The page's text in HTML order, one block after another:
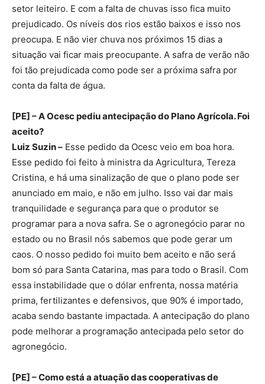
setor leiteiro. E com a falta de chuvas isso fica muito
prejudicado. Os níveis dos rios estão baixos e isso nos
preocupa. E não vier chuva nos próximos 15 dias a
situação vai ficar mais preocupante. A safra de verão não
foi tão prejudicada como pode ser a próxima safra por
conta da falta de água.
[PE] – A Ocesc pediu antecipação do Plano Agrícola. Foi
aceito?
Luiz Suzin – Esse pedido da Ocesc veio em boa hora.
Esse pedido foi feito à ministra da Agricultura, Tereza
Cristina, e há uma sinalização de que o plano pode ser
anunciado em maio, e não em julho. Isso vai dar mais
tranquilidade e segurança para que o produtor se
programar para a nova safra. Se o agronegócio parar no
estado ou no Brasil nós sabemos que pode gerar um
caos. O nosso pedido foi muito bem aceito e não será
bom só para Santa Catarina, mas para todo o Brasil. Com
essa instabilidade que o dólar enfrenta, nossa matéria
prima, fertilizantes e defensivos, que 90% é importado,
acaba sendo bastante impactada. A antecipação do plano
pode melhorar a programação antecipada pelo setor do
agronegócio.
[PE] – Como está a atuação das cooperativas de